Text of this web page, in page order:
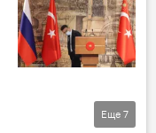
Еще 7